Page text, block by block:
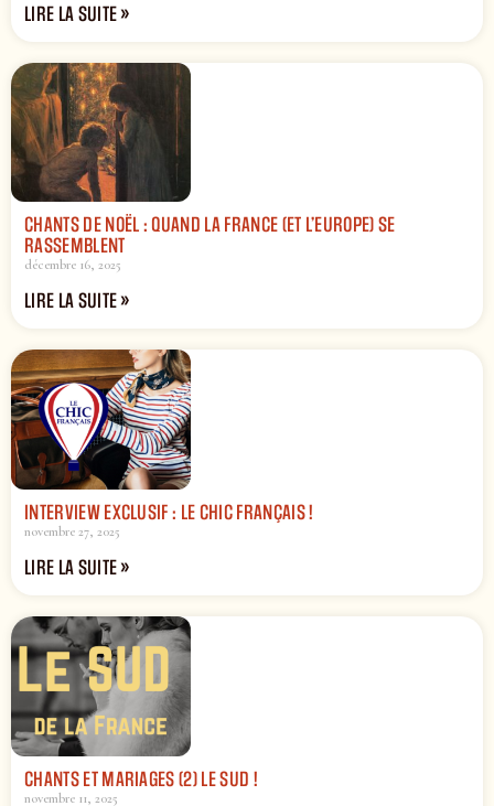
LIRE LA SUITE »
CHANTS DE NOËL : QUAND LA FRANCE (ET L’EUROPE) SE
RASSEMBLENT
décembre 16, 2025
LIRE LA SUITE »
INTERVIEW EXCLUSIF : LE CHIC FRANÇAIS !
novembre 27, 2025
LIRE LA SUITE »
CHANTS ET MARIAGES (2) LE SUD !
novembre 11, 2025